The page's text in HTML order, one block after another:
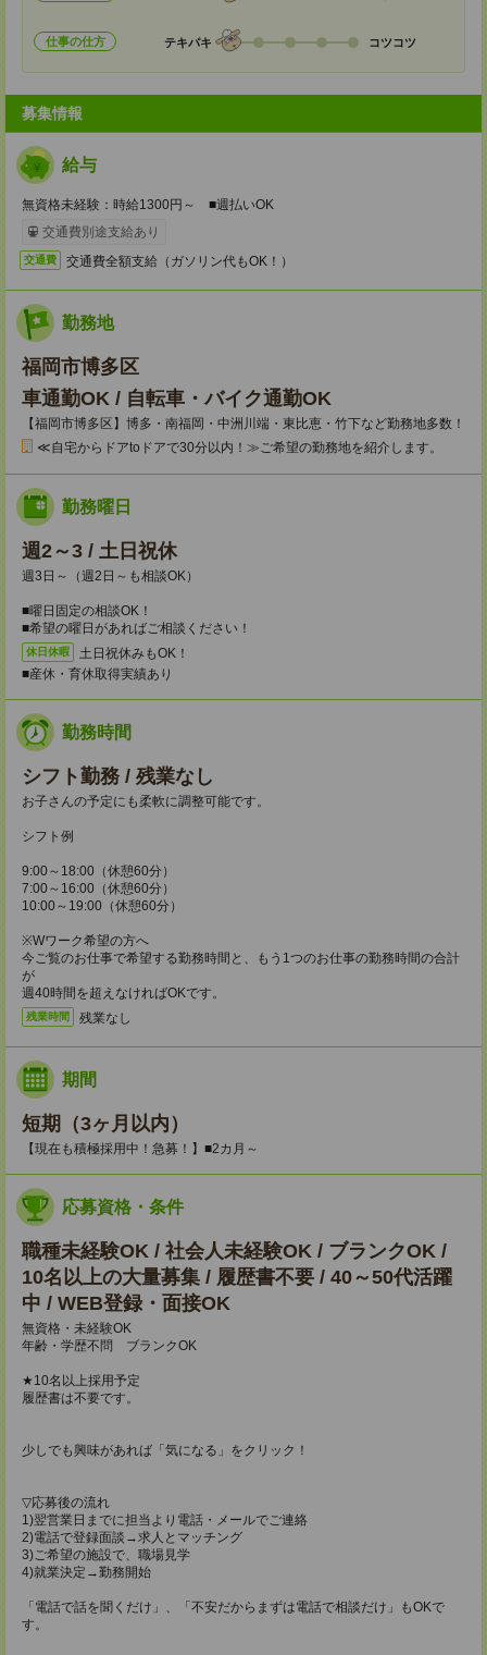
仕事の仕方 テキパキ コツコツ
募集情報
給与
無資格未経験：時給1300円～ ■週払いOK
交通費別途支給あり
交通費 交通費全額支給（ガソリン代もOK！）
勤務地
福岡市博多区
車通勤OK / 自転車・バイク通勤OK
【福岡市博多区】博多・南福岡・中洲川端・東比恵・竹下など勤務地多数！
≪自宅からドアtoドアで30分以内！≫ご希望の勤務地を紹介します。
勤務曜日
週2～3 / 土日祝休
週3日～（週2日～も相談OK）
■曜日固定の相談OK！
■希望の曜日があればご相談ください！
休日休暇
土日祝休みもOK！
■産休・育休取得実績あり
勤務時間
シフト勤務 / 残業なし
お子さんの予定にも柔軟に調整可能です。
シフト例
9:00～18:00（休憩60分）
7:00～16:00（休憩60分）
10:00～19:00（休憩60分）
※Wワーク希望の方へ
今ご覧のお仕事で希望する勤務時間と、もう1つのお仕事の勤務時間の合計
が
週40時間を超えなければOKです。
残業時間 残業なし
期間
短期（3ヶ月以内）
【現在も積極採用中！急募！】■2カ月～
応募資格・条件
職種未経験OK / 社会人未経験OK / ブランクOK /
10名以上の大量募集 / 履歴書不要 / 40～50代活躍
中 / WEB登録・面接OK
無資格・未経験OK
年齢・学歴不問 ブランクOK
★10名以上採用予定
履歴書は不要です。
少しでも興味があれば「気になる」をクリック！
▽応募後の流れ
1)翌営業日までに担当より電話・メールでご連絡
2)電話で登録面談→求人とマッチング
3)ご希望の施設で、職場見学
4)就業決定→勤務開始
「電話で話を聞くだけ」、「不安だからまずは電話で相談だけ」もOKで
す。